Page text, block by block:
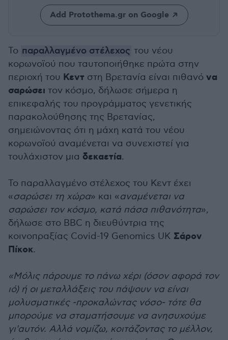
Add Protothema.gr on Google
Το παραλλαγμένο στέλεχος του νέου
κορωνοϊού που ταυτοποιήθηκε πρώτα στην
περιοχή του Κεντ στη Βρετανία είναι πιθανό να
σαρώσει τον κόσμο, δήλωσε σήμερα η
επικεφαλής του προγράμματος γενετικής
παρακολούθησης της Βρετανίας,
σημειώνοντας ότι η μάχη κατά του νέου
κορωνοϊού αναμένεται να συνεχιστεί για
τουλάχιστον μια δεκαετία.
Το παραλλαγμένο στέλεχος του Κεντ έχει
«σαρώσει τη χώρα» και «αναμένεται να
σαρώσει τον κόσμο, κατά πάσα πιθανότητα»,
δήλωσε στο BBC η διευθύντρια της
κοινοπραξίας Covid-19 Genomics UK Σάρον
Πίκοκ.
«Μόλις πάρουμε το πάνω χέρι (όσον αφορά τον
ιό) ή οι μεταλλάξεις του πάψουν να είναι
μολυσματικές -προκαλώντας νόσο- τότε θα
μπορούμε να σταματήσουμε να ανησυχούμε
γι'αυτόν. Αλλά νομίζω, κοιτάζοντας το μέλλον,